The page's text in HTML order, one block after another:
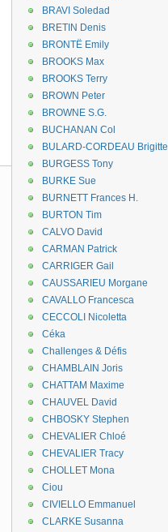
BRAVI Soledad
BRETIN Denis
BRONTË Emily
BROOKS Max
BROOKS Terry
BROWN Peter
BROWNE S.G.
BUCHANAN Col
BULARD-CORDEAU Brigitte
BURGESS Tony
BURKE Sue
BURNETT Frances H.
BURTON Tim
CALVO David
CARMAN Patrick
CARRIGER Gail
CAUSSARIEU Morgane
CAVALLO Francesca
CECCOLI Nicoletta
Céka
Challenges & Défis
CHAMBLAIN Joris
CHATTAM Maxime
CHAUVEL David
CHBOSKY Stephen
CHEVALIER Chloé
CHEVALIER Tracy
CHOLLET Mona
Ciou
CIVIELLO Emmanuel
CLARKE Susanna